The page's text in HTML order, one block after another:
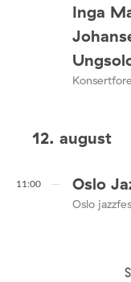
Inga
12. august
11:00 Oslo
Oslo